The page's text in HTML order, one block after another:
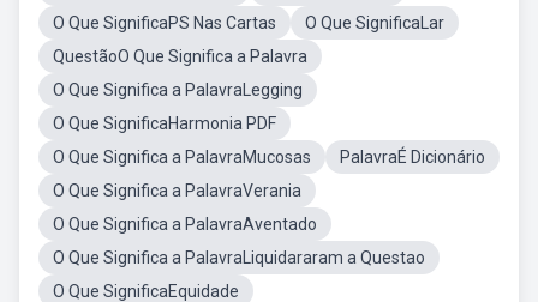
O Que SignificaPS Nas Cartas
O Que SignificaLar
QuestãoO Que Significa a Palavra
O Que Significa a PalavraLegging
O Que SignificaHarmonia PDF
O Que Significa a PalavraMucosas
PalavraÉ Dicionário
O Que Significa a PalavraVerania
O Que Significa a PalavraAventado
O Que Significa a PalavraLiquidararam a Questao
O Que SignificaEquidade